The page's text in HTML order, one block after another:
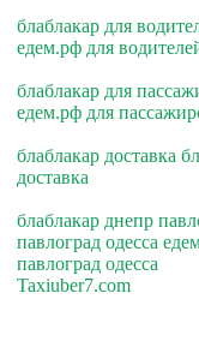
блаблакар для
едем.рф для
блаблакар для
едем.рф для
блаблакар доставка
доставка
блаблакар днепр
павлоград одесса
павлоград одесса
Taxiuber7.com